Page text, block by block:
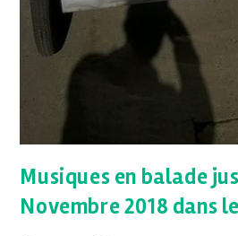
Musiques en balade
Novembre 2018 dans